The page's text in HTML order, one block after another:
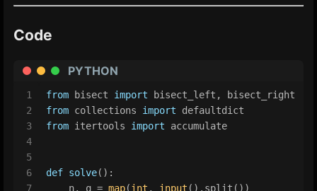
Code
PYTHON
1
2
3
4
5
6
7
from bisect import bisect_left, bisect_right
from collections import defaultdict
from itertools import accumulate
def solve():
    n, q =
map(int , input ().split())